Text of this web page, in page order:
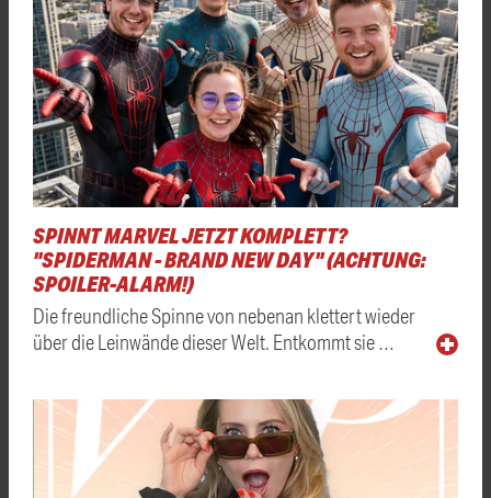
SPINNT MARVEL JETZT KOMPLETT?
"SPIDERMAN - BRAND NEW DAY" (ACHTUNG:
SPOILER-ALARM!)
Die freundliche Spinne von nebenan klettert wieder
über die Leinwände dieser Welt. Entkommt sie …